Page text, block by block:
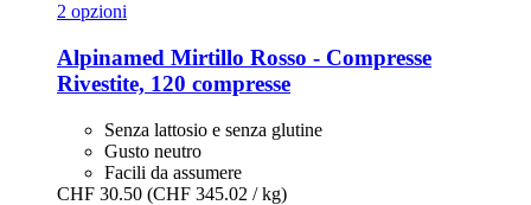
2 opzioni
Alpinamed Mirtillo Rosso -​ Compresse
Rivestite, 120 compresse
Senza lattosio e senza glutine
Gusto neutro
Facili da assumere
CHF 30.50 (CHF 345.02 / kg)